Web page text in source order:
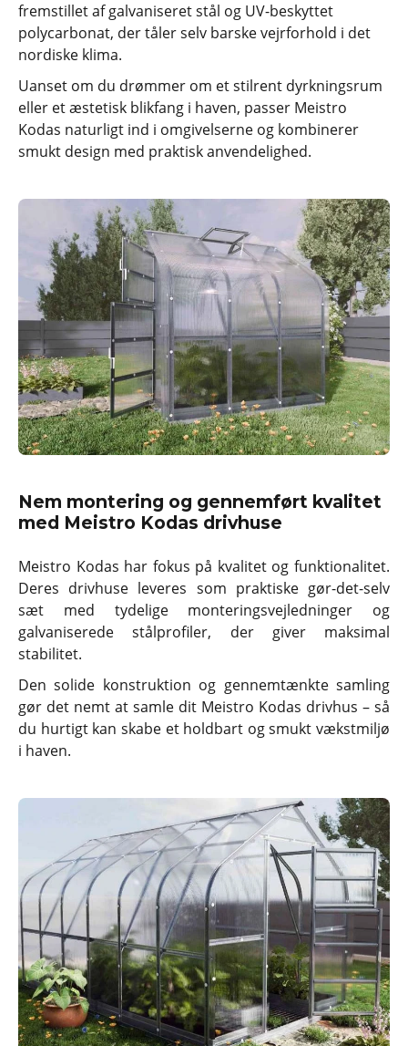
fremstillet af galvaniseret stål og UV-beskyttet
polycarbonat, der tåler selv barske vejrforhold i det
nordiske klima.
Uanset om du drømmer om et stilrent dyrkningsrum
eller et æstetisk blikfang i haven, passer Meistro
Kodas naturligt ind i omgivelserne og kombinerer
smukt design med praktisk anvendelighed.
Nem montering og gennemført kvalitet
med Meistro Kodas drivhuse
Meistro Kodas har fokus på kvalitet og funktionalitet.
Deres drivhuse leveres som praktiske gør-det-selv
sæt med tydelige monteringsvejledninger og
galvaniserede stålprofiler, der giver maksimal
stabilitet.
Den solide konstruktion og gennemtænkte samling
gør det nemt at samle dit Meistro Kodas drivhus – så
du hurtigt kan skabe et holdbart og smukt vækstmiljø
i haven.